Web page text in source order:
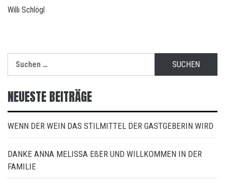
Willi Schlögl
NEUESTE BEITRÄGE
WENN DER WEIN DAS STILMITTEL DER GASTGEBERIN WIRD
DANKE ANNA MELISSA EßER UND WILLKOMMEN IN DER
FAMILIE